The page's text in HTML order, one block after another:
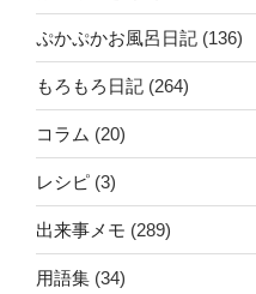
ぷかぷかお風呂日記 (136)
もろもろ日記 (264)
コラム (20)
レシピ (3)
出来事メモ (289)
用語集 (34)